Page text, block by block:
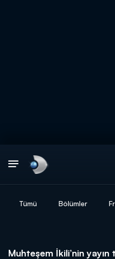
Tümü Bölümler
Muhteşem İkili’nin